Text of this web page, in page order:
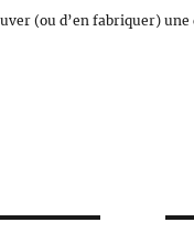
(ou d’en fabriquer)